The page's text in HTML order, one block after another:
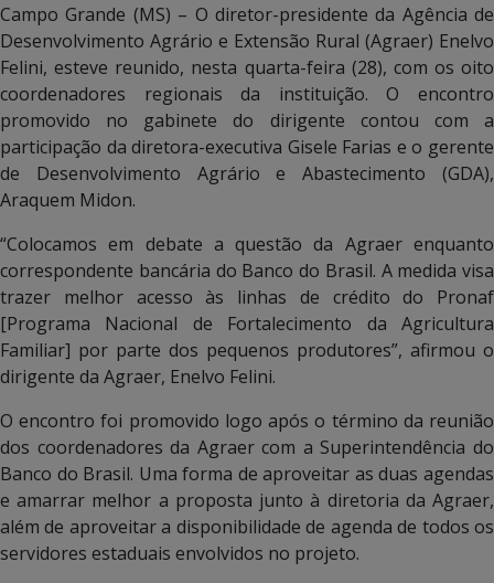
Campo Grande (MS) – O diretor-presidente da Agência de
Desenvolvimento Agrário e Extensão Rural (Agraer) Enelvo
Felini, esteve reunido, nesta quarta-feira (28), com os oito
coordenadores regionais da instituição. O encontro
promovido no gabinete do dirigente contou com a
participação da diretora-executiva Gisele Farias e o gerente
de Desenvolvimento Agrário e Abastecimento (GDA),
Araquem Midon.
“Colocamos em debate a questão da Agraer enquanto
correspondente bancária do Banco do Brasil. A medida visa
trazer melhor acesso às linhas de crédito do Pronaf
[Programa Nacional de Fortalecimento da Agricultura
Familiar] por parte dos pequenos produtores”, afirmou o
dirigente da Agraer, Enelvo Felini.
O encontro foi promovido logo após o término da reunião
dos coordenadores da Agraer com a Superintendência do
Banco do Brasil. Uma forma de aproveitar as duas agendas
e amarrar melhor a proposta junto à diretoria da Agraer,
além de aproveitar a disponibilidade de agenda de todos os
servidores estaduais envolvidos no projeto.